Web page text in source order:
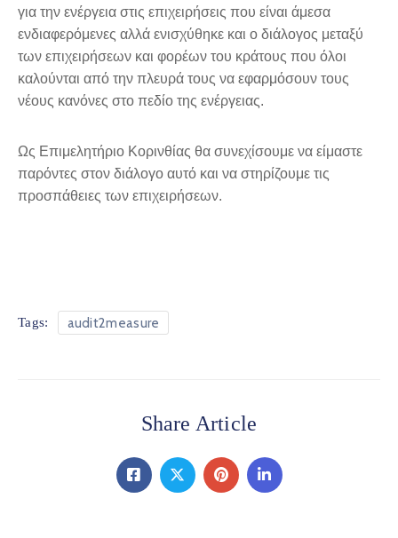
για την ενέργεια στις επιχειρήσεις που είναι άμεσα
ενδιαφερόμενες αλλά ενισχύθηκε και ο διάλογος μεταξύ
των επιχειρήσεων και φορέων του κράτους που όλοι
καλούνται από την πλευρά τους να εφαρμόσουν τους
νέους κανόνες στο πεδίο της ενέργειας.
Ως Επιμελητήριο Κορινθίας θα συνεχίσουμε να είμαστε
παρόντες στον διάλογο αυτό και να στηρίζουμε τις
προσπάθειες των επιχειρήσεων.
Tags: audit2measure
Share Article